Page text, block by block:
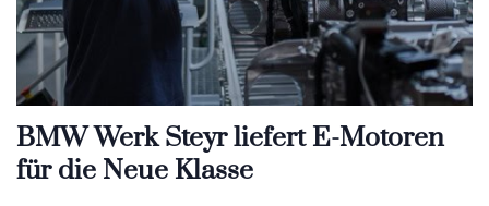
BMW Werk Steyr liefert E-Motoren
für die Neue Klasse